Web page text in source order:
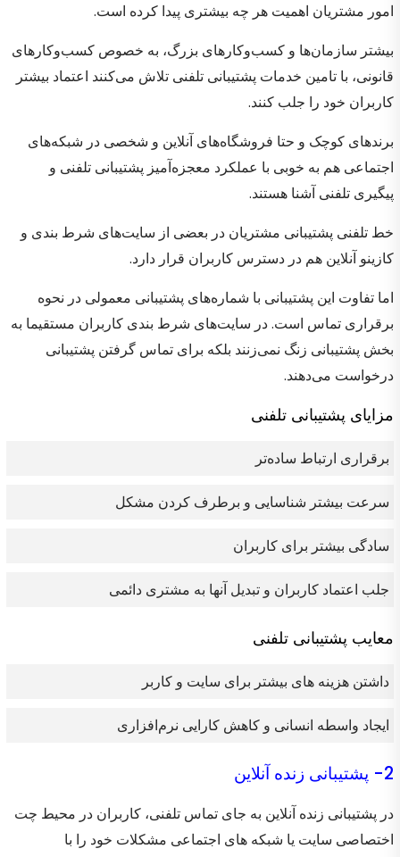
امور مشتریان اهمیت هر چه بیشتری پیدا کرده است.
بیشتر سازمان‌ها و کسب‌وکارهای بزرگ، به خصوص کسب‌وکارهای
قانونی، با تامین خدمات پشتیبانی تلفنی تلاش می‌کنند اعتماد بیشتر
کاربران خود را جلب کنند.
برندهای کوچک و حتا فروشگاه‌های آنلاین و شخصی در شبکه‌های
اجتماعی هم به خوبی با عملکرد معجزه‌آمیز پشتیبانی تلفنی و
پیگیری تلفنی آشنا هستند.
خط تلفنی پشتیبانی مشتریان در بعضی از سایت‌های شرط بندی و
کازینو آنلاین هم در دسترس کاربران قرار دارد.
اما تفاوت این پشتیبانی با شماره‌های پشتیبانی معمولی در نحوه
برقراری تماس است. در سایت‌های شرط بندی کاربران مستقیما به
بخش پشتیبانی زنگ نمی‌زنند بلکه برای تماس گرفتن پشتیبانی
درخواست می‌دهند.
مزایای پشتیبانی تلفنی
برقراری ارتباط ساده‌تر
سرعت بیشتر شناسایی و برطرف کردن مشکل
سادگی بیشتر برای کاربران
جلب اعتماد کاربران و تبدیل آنها به مشتری دائمی
معایب پشتیبانی تلفنی
داشتن هزینه های بیشتر برای سایت و کاربر
ایجاد واسطه انسانی و کاهش کارایی نرم‌افزاری
2- پشتیبانی زنده آنلاین
در پشتیبانی زنده آنلاین به جای تماس تلفنی، کاربران در محیط چت
اختصاصی سایت یا شبکه های اجتماعی مشکلات خود را با